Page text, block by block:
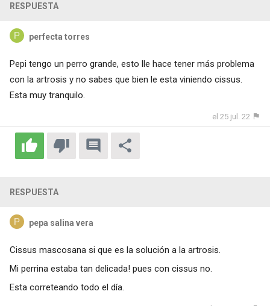
RESPUESTA
perfecta torres
Pepi tengo un perro grande, esto lle hace tener más problema
con la artrosis y no sabes que bien le esta viniendo cissus.
Esta muy tranquilo.
el 25 jul. 22
RESPUESTA
pepa salina vera
Cissus mascosana si que es la solución a la artrosis.
Mi perrina estaba tan delicada! pues con cissus no.
Esta correteando todo el día.